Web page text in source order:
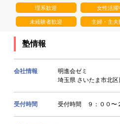
理系歓迎 女性活躍
未経験者歓迎 主婦・主夫
塾情報
会社情報
明進会ゼミ
埼玉県 さいたま市北
受付時間 受付時間 ９：００〜